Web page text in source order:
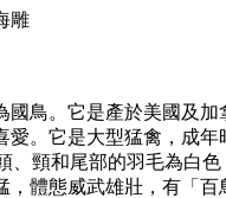
雕
國鳥。它是產於美國及加
愛。它是大型猛禽，成年
、頸和尾部的羽毛為白
體態威武雄壯，有「百